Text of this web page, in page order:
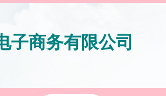
子商务有限公司